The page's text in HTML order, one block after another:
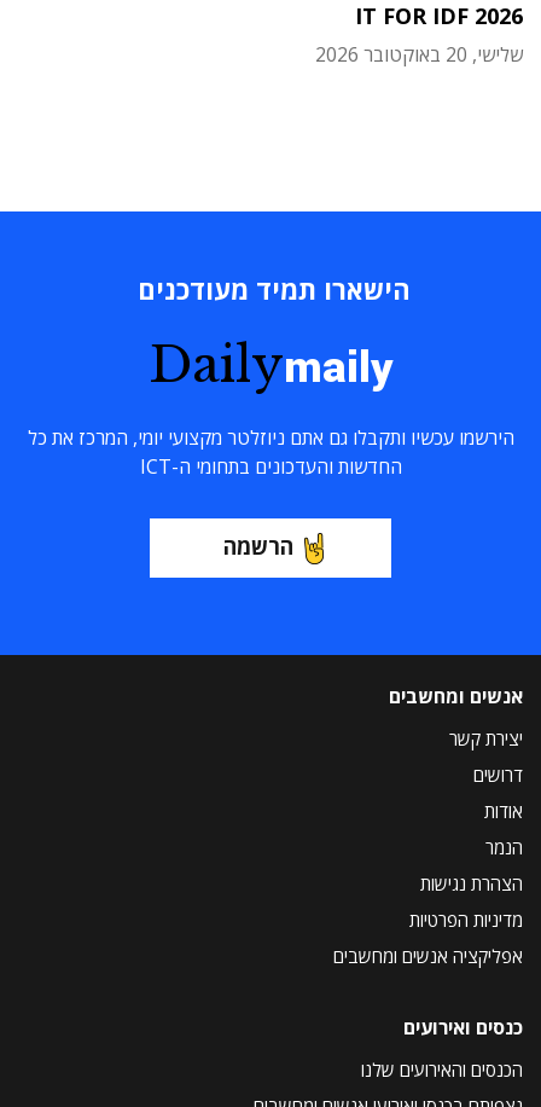
IT FOR IDF 2026
שלישי, 20 באוקטובר 2026
הישארו תמיד מעודכנים
Dailymaily
הירשמו עכשיו ותקבלו גם אתם ניוזלטר מקצועי יומי, המרכז את כל
החדשות והעדכונים בתחומי ה-ICT
הרשמה
אנשים ומחשבים
יצירת קשר
דרושים
אודות
הנמר
הצהרת נגישות
מדיניות הפרטיות
אפליקציה אנשים ומחשבים
כנסים ואירועים
הכנסים והאירועים שלנו